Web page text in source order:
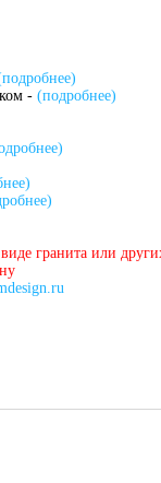
- (подробнее)
гранита или